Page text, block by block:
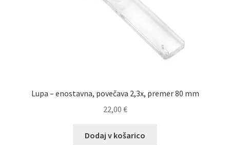
Lupa – enostavna, povečava 2,3x, premer 80 mm
22,00 €
Dodaj v košarico